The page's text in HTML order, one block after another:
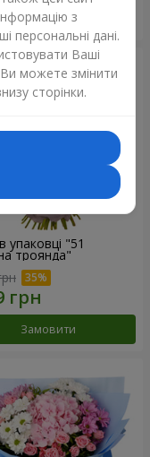
Замовити
упаковці "51
троянда"
Замовити
з
дані.
Ваші
Ви можете змінити
сторінки.